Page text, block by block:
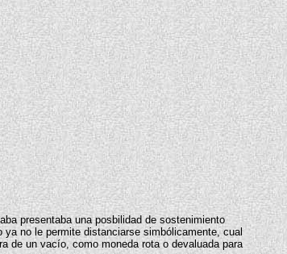
presentaba una posbilidad de sostenimiento
no le permite distanciarse simbólicamente, cual
de un vacío, como moneda rota o devaluada para